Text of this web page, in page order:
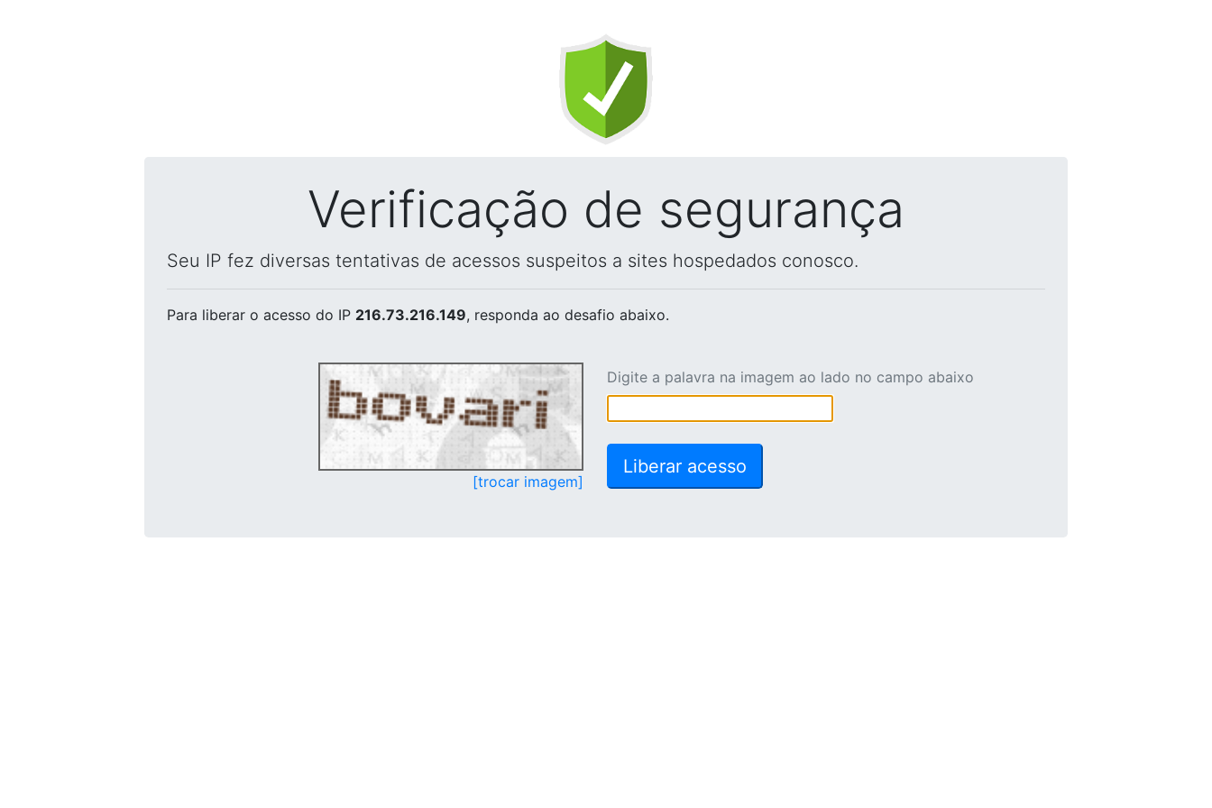
Verificação de segurança
Seu IP fez diversas tentativas de acessos suspeitos a sites hospedados conosco.
Para liberar o acesso do IP 216.73.216.149, responda ao desafio abaixo.
[trocar imagem]
Digite a palavra na imagem ao lado no campo abaixo